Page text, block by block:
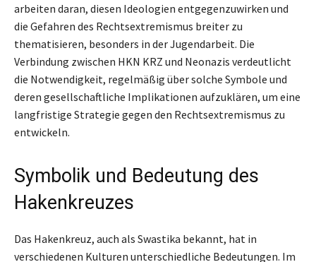
arbeiten daran, diesen Ideologien entgegenzuwirken und
die Gefahren des Rechtsextremismus breiter zu
thematisieren, besonders in der Jugendarbeit. Die
Verbindung zwischen HKN KRZ und Neonazis verdeutlicht
die Notwendigkeit, regelmäßig über solche Symbole und
deren gesellschaftliche Implikationen aufzuklären, um eine
langfristige Strategie gegen den Rechtsextremismus zu
entwickeln.
Symbolik und Bedeutung des
Hakenkreuzes
Das Hakenkreuz, auch als Swastika bekannt, hat in
verschiedenen Kulturen unterschiedliche Bedeutungen. Im